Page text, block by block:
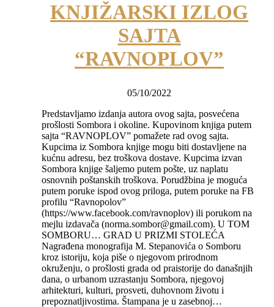
KNJIŽARSKI IZLOG
SAJTA
“RAVNOPLOV”
05/10/2022
Predstavljamo izdanja autora ovog sajta, posvećena
prošlosti Sombora i okoline. Kupovinom knjiga putem
sajta “RAVNOPLOV” pomažete rad ovog sajta.
Kupcima iz Sombora knjige mogu biti dostavljene na
kućnu adresu, bez troškova dostave. Kupcima izvan
Sombora knjige šaljemo putem pošte, uz naplatu
osnovnih poštanskih troškova. Porudžbina je moguća
putem poruke ispod ovog priloga, putem poruke na FB
profilu “Ravnopolov”
(https://www.facebook.com/ravnoplov) ili porukom na
mejlu izdavača (norma.sombor@gmail.com). U TOM
SOMBORU… GRAD U PRIZMI STOLEĆA
Nagrađena monografija M. Stepanovića o Somboru
kroz istoriju, koja piše o njegovom prirodnom
okruženju, o prošlosti grada od praistorije do današnjih
dana, o urbanom uzrastanju Sombora, njegovoj
arhitekturi, kulturi, prosveti, duhovnom životu i
prepoznatljivostima. Štampana je u zasebnoj…